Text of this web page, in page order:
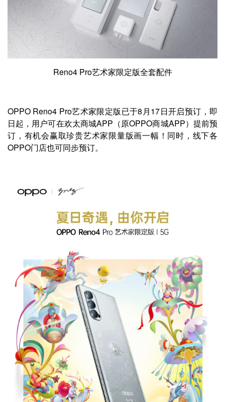
Reno4 Pro艺术家限定版全套配件
OPPO Reno4 Pro艺术家限定版已于8月17日开启预订，即
日起，用户可在欢太商城APP（原OPPO商城APP）提前预
订，有机会赢取珍贵艺术家限量版画一幅！同时，线下各
OPPO门店也可同步预订。